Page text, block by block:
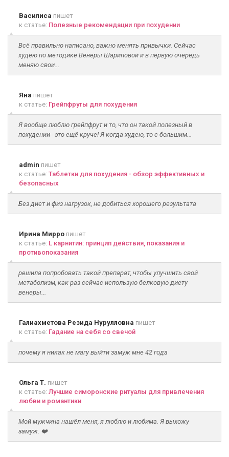
Василиса пишет
к статье: Полезные рекомендации при похудении
Всё правильно написано, важно менять привычки. Сейчас
худею по методике Венеры Шариповой и в первую очередь
меняю свои...
Яна пишет
к статье: Грейпфруты для похудения
Я вообще люблю грейпфрут и то, что он такой полезный в
похудении - это ещё круче! Я когда худею, то с большим...
admin пишет
к статье: Таблетки для похудения - обзор эффективных и
безопасных
Без диет и физ нагрузок, не добиться хорошего результата
Ирина Мирро пишет
к статье: L карнитин: принцип действия, показания и
противопоказания
решила попробовать такой препарат, чтобы улучшить свой
метаболизм, как раз сейчас использую белковую диету
венеры...
Галиахметова Резида Нурулловна пишет
к статье: Гадание на себя со свечой
почему я никак не магу выйти замуж мне 42 года
Ольга Т. пишет
к статье: Лучшие симоронские ритуалы для привлечения
любви и романтики
Мой мужчина нашёл меня, я люблю и любима. Я выхожу
замуж. ❤️